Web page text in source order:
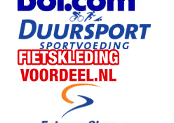
SPORTVOEDING
EIWITTEN